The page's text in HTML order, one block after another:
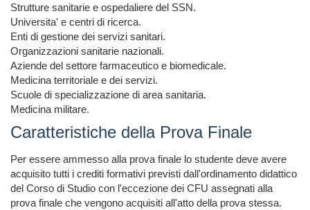
Strutture sanitarie e ospedaliere del SSN.
Universita' e centri di ricerca.
Enti di gestione dei servizi sanitari.
Organizzazioni sanitarie nazionali.
Aziende del settore farmaceutico e biomedicale.
Medicina territoriale e dei servizi.
Scuole di specializzazione di area sanitaria.
Medicina militare.
Caratteristiche della Prova Finale
Per essere ammesso alla prova finale lo studente deve avere
acquisito tutti i crediti formativi previsti dall'ordinamento didattico
del Corso di Studio con l'eccezione dei CFU assegnati alla
prova finale che vengono acquisiti all'atto della prova stessa.